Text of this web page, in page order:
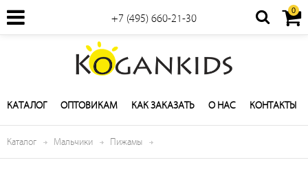
+7 (495) 660-21-30
0
КАТАЛОГ ОПТОВИКАМ КАК ЗАКАЗАТЬ О НАС КОНТАКТЫ
Каталог Мальчики Пижамы